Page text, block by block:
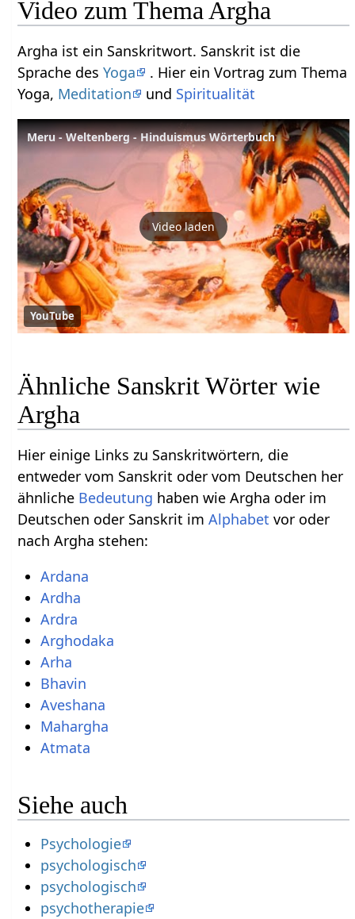
Video zum Thema Argha
Argha ist ein Sanskritwort. Sanskrit ist die
Sprache desYoga
. Hier ein Vortrag zum Thema
Yoga, Meditation und Spiritualität
Meru - Weltenberg - Hinduismus Wörterbuch
Video laden
YouTube
Ähnliche Sanskrit Wörter wie
Argha
Hier einige Links zu Sanskritwörtern, die
entweder vom Sanskrit oder vom Deutschen her
ähnliche Bedeutung haben wie Argha oder im
Deutschen oder Sanskrit imAlphabet vor oder
nach Argha stehen:
Ardana
Ardha
Ardra
Arghodaka
Arha
Bhavin
Aveshana
Mahargha
Atmata
Siehe auch
Psychologie
psychologisch
psychologisch
psychotherapie